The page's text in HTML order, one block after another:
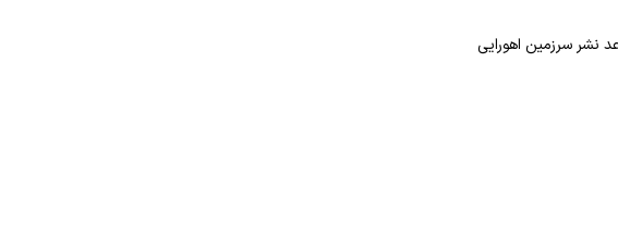
نشر سرزمین اهورایی